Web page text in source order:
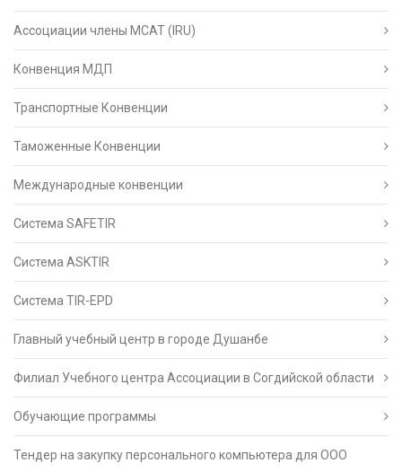
Ассоциации члены МСАТ (IRU)
Конвенция МДП
Транспортные Конвенции
Таможенные Конвенции
Международные конвенции
Система SAFETIR
Система ASKTIR
Система TIR-EPD
Главный учебный центр в городе Душанбе
Филиал Учебного центра Ассоциации в Согдийской области
Обучающие программы
Тендер на закупку персонального компьютера для ООО